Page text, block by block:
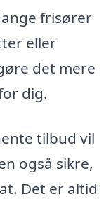
frisører
eller
det mere
dig.
tilbud vil
også sikre,
Det er altid